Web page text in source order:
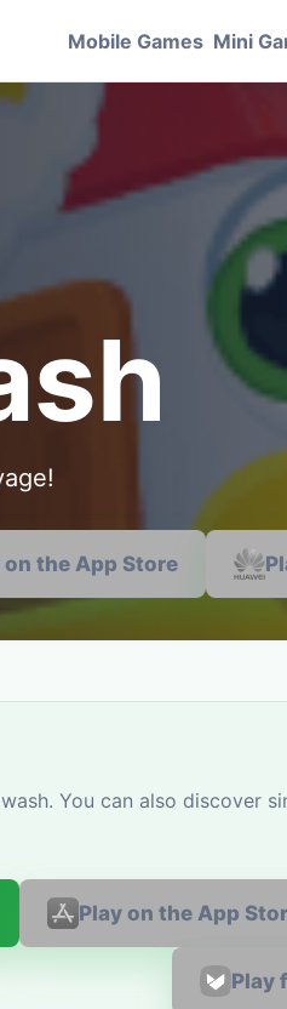
Mobile Games Mini
on the App Store
You can also discover
Play on the App
Play